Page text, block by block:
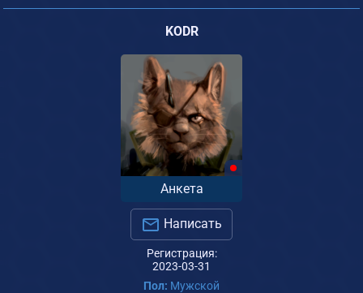
KODR
Анкета
Написать
Регистрация:
2023-03-31
Пол: Мужской